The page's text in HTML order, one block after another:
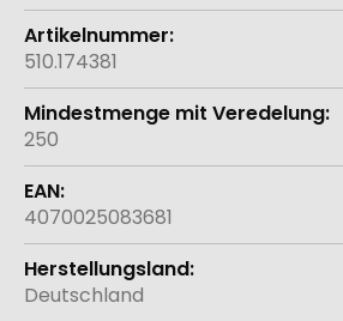
510.174381
250
4070025083681
Deutschland